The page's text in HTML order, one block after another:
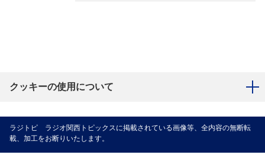
クッキーの使用について
ラジトピ ラジオ関西トピックスに掲載されている画像等、全内容の無断転
載、加工をお断りいたします。